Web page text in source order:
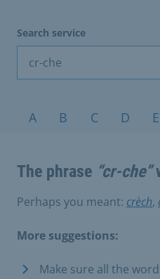
Search service
Topics A-Z
A B C D E
The phrase “cr-che”
Perhaps you meant: crèch,
More suggestions:
Make sure all the